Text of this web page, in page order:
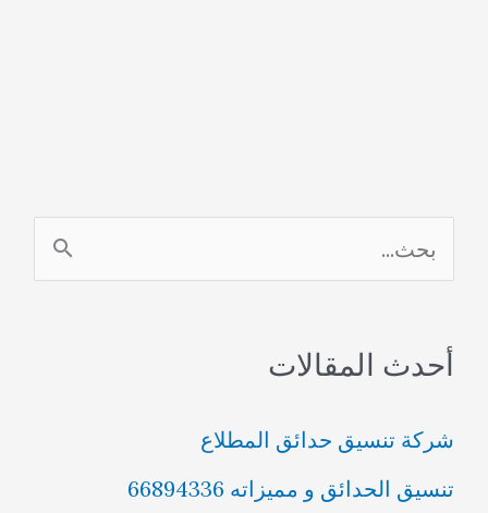
ل
ح
ع
ن
أحدث المقالات
شركة تنسيق حدائق المطلاع
تنسيق الحدائق و مميزاته 66894336